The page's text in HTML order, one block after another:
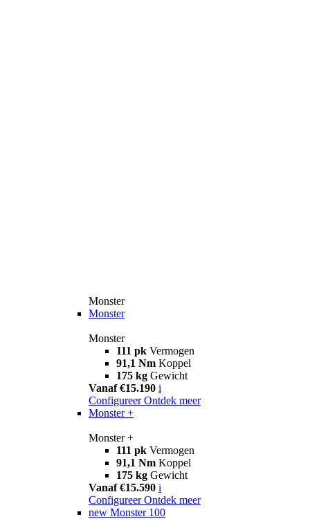
Monster
Monster
Monster
111 pk Vermogen
91,1 Nm Koppel
175 kg Gewicht
Vanaf €15.190 i
Configureer Ontdek meer
Monster +
Monster +
111 pk Vermogen
91,1 Nm Koppel
175 kg Gewicht
Vanaf €15.590 i
Configureer Ontdek meer
new Monster 100